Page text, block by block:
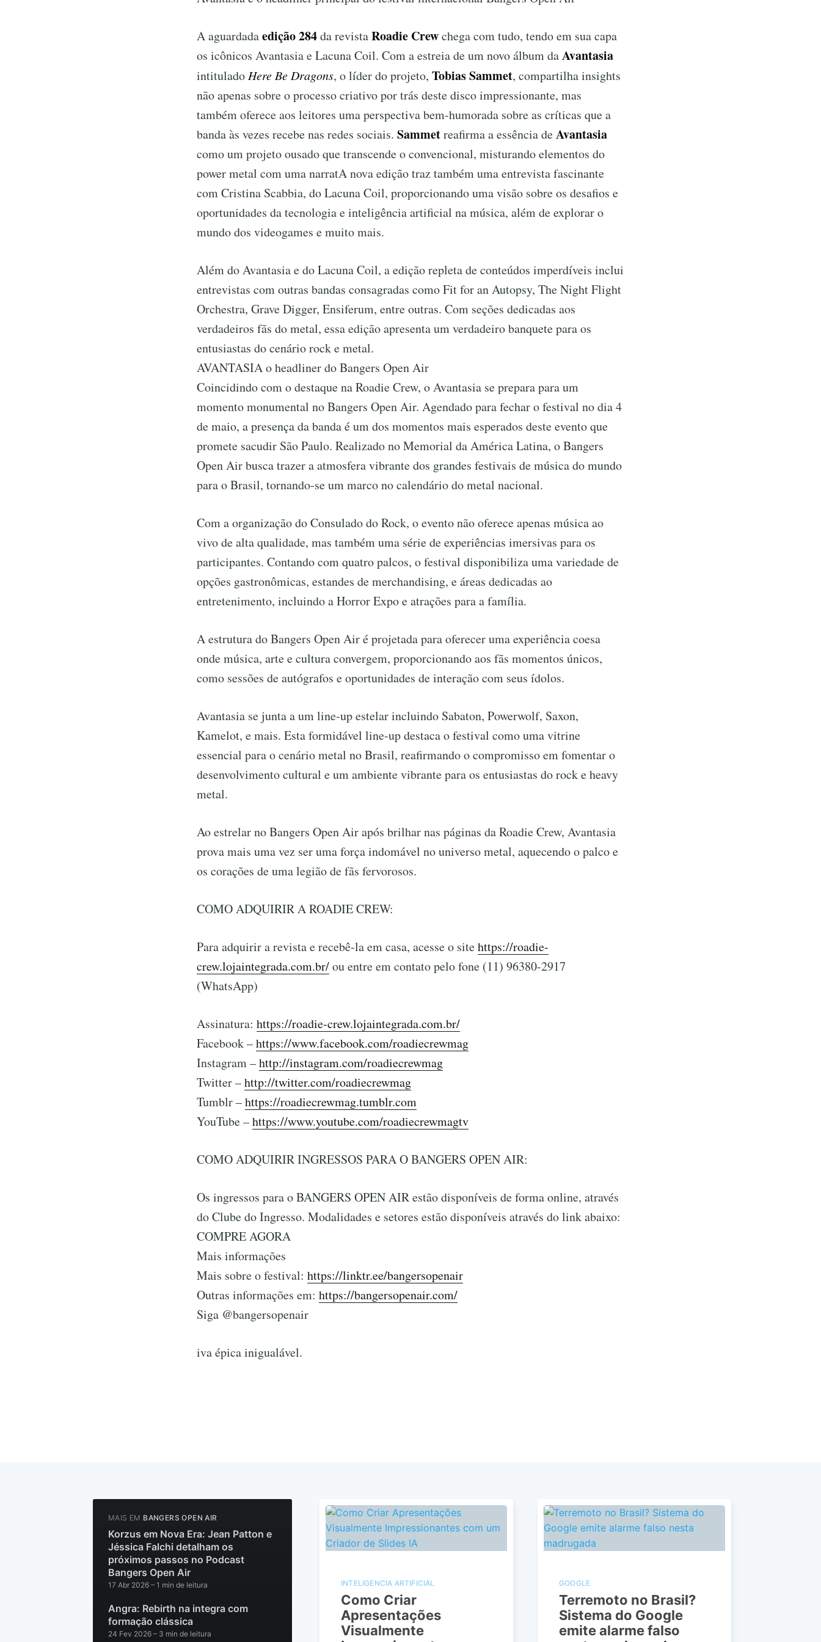
A aguardadaedição 284da revistaRoadie Crewchega com tudo, tendo em sua capa
os icônicos Avantasia e Lacuna Coil. Com a estreia de um novo álbum daAvantasia
intitulado Here Be Dragons, o líder do projeto, Tobias Sammet, compartilha insights
não apenas sobre o processo criativo por trás deste disco impressionante, mas
também oferece aos leitores uma perspectiva bem-humorada sobre as críticas que a
banda às vezes recebe nas redes sociais. Sammetreafirma a essência deAvantasia
como um projeto ousado que transcende o convencional, misturando elementos do
power metal com uma narratA nova edição traz também uma entrevista fascinante
com Cristina Scabbia, do Lacuna Coil, proporcionando uma visão sobre os desafios e
oportunidades da tecnologia e inteligência artificial na música, além de explorar o
mundo dos videogames e muito mais.
Além do Avantasia e do Lacuna Coil, a edição repleta de conteúdos imperdíveis inclui
entrevistas com outras bandas consagradas como Fit for an Autopsy, The Night Flight
Orchestra, Grave Digger, Ensiferum, entre outras. Com seções dedicadas aos
verdadeiros fãs do metal, essa edição apresenta um verdadeiro banquete para os
entusiastas do cenário rock e metal.
AVANTASIA o headliner do Bangers Open Air
Coincidindo com o destaque na Roadie Crew, o Avantasia se prepara para um
momento monumental no Bangers Open Air. Agendado para fechar o festival no dia 4
de maio, a presença da banda é um dos momentos mais esperados deste evento que
promete sacudir São Paulo. Realizado no Memorial da América Latina, o Bangers
Open Air busca trazer a atmosfera vibrante dos grandes festivais de música do mundo
para o Brasil, tornando-se um marco no calendário do metal nacional.
Com a organização do Consulado do Rock, o evento não oferece apenas música ao
vivo de alta qualidade, mas também uma série de experiências imersivas para os
participantes. Contando com quatro palcos, o festival disponibiliza uma variedade de
opções gastronômicas, estandes de merchandising, e áreas dedicadas ao
entretenimento, incluindo a Horror Expo e atrações para a família.
A estrutura do Bangers Open Air é projetada para oferecer uma experiência coesa
onde música, arte e cultura convergem, proporcionando aos fãs momentos únicos,
como sessões de autógrafos e oportunidades de interação com seus ídolos.
Avantasia se junta a um line-up estelar incluindo Sabaton, Powerwolf, Saxon,
Kamelot, e mais. Esta formidável line-up destaca o festival como uma vitrine
essencial para o cenário metal no Brasil, reafirmando o compromisso em fomentar o
desenvolvimento cultural e um ambiente vibrante para os entusiastas do rock e heavy
metal.
Ao estrelar no Bangers Open Air após brilhar nas páginas da Roadie Crew, Avantasia
prova mais uma vez ser uma força indomável no universo metal, aquecendo o palco e
os corações de uma legião de fãs fervorosos.
COMO ADQUIRIR A ROADIE CREW:
Para adquirir a revista e recebê-la em casa, acesse o sitehttps://roadie-
crew.lojaintegrada.com.br/ou entre em contato pelo fone (11) 96380-2917
(WhatsApp)
Assinatura: https://roadie-crew.lojaintegrada.com.br/
Facebook –https://www.facebook.com/roadiecrewmag
Instagram –http://instagram.com/roadiecrewmag
Twitter –http://twitter.com/roadiecrewmag
Tumblr –https://roadiecrewmag.tumblr.com
YouTube –https://www.youtube.com/roadiecrewmagtv
COMO ADQUIRIR INGRESSOS PARA O BANGERS OPEN AIR:
Os ingressos para o BANGERS OPEN AIR estão disponíveis de forma online, através
do Clube do Ingresso. Modalidades e setores estão disponíveis através do link abaixo:
COMPRE AGORA
Mais informações
Mais sobre o festival: https://linktr.ee/bangersopenair
Outras informações em: https://bangersopenair.com/
Siga @bangersopenair
iva épica inigualável.
MAIS EM BANGERS OPEN AIR
Korzus em Nova Era: Jean Patton e
Jéssica Falchi detalham os
próximos passos no Podcast
Bangers Open Air
17 Abr 2026 – 1 min de leitura
Angra: Rebirth na integra com
formação clássica
24 Fev 2026 – 3 min de leitura
INTELIGENCIA ARTIFICIAL
Como Criar
Apresentações
Visualmente
GOOGLE
Terremoto no Brasil?
Sistema do Google
emite alarme falso